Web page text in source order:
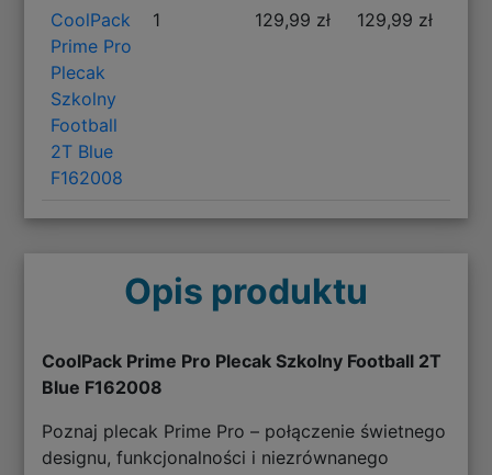
CoolPack
Prime Pro
Plecak
Szkolny
Football
2T Blue
F162008
1 129,99 zł 129,99 zł
Opis produktu
CoolPack Prime Pro Plecak Szkolny Football 2T
Blue F162008
Poznaj plecak Prime Pro – połączenie świetnego
designu, funkcjonalności i niezrównanego